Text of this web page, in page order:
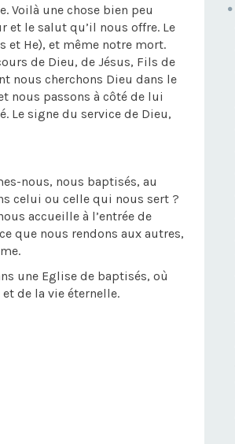
Voilà une chose bien peu
et le salut qu’il nous offre. Le
et He), et même notre mort.
de Dieu, de Jésus, Fils de
nous cherchons Dieu dans le
nous passons à côté de lui
Le signe du service de Dieu,
nous, nous baptisés, au
celui ou celle qui nous sert ?
accueille à l’entrée de
que nous rendons aux autres,
une Eglise de baptisés, où
de la vie éternelle.